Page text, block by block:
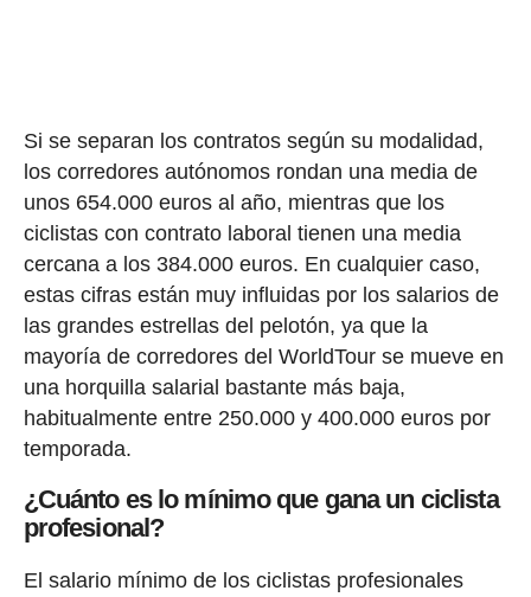
Si se separan los contratos según su modalidad,
los corredores autónomos rondan una media de
unos 654.000 euros al año, mientras que los
ciclistas con contrato laboral tienen una media
cercana a los 384.000 euros. En cualquier caso,
estas cifras están muy influidas por los salarios de
las grandes estrellas del pelotón, ya que la
mayoría de corredores del WorldTour se mueve en
una horquilla salarial bastante más baja,
habitualmente entre 250.000 y 400.000 euros por
temporada.
¿Cuánto es lo mínimo que gana un ciclista
profesional?
El salario mínimo de los ciclistas profesionales